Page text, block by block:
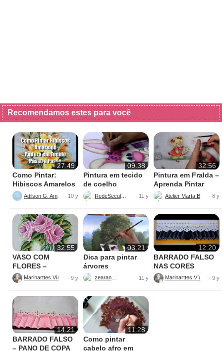
Recomendamos estes para você
27:49
Como Pintar:
Hibiscos Amarelos
· 10 y
09:38
Pintura em tecido
de coelho
RedeSeculo21 · 11 y
32:56
Pintura em Fralda –
Aprenda Pintar
Ursinha
Atelier Marta Beatriz· 8 y
32:55
VASO COM
FLORES –
PINTURAS
· 9 y
03:21
Dica para pintar
árvores
zearantes · 11 y
12:20
BARRADO FALSO
NAS CORES
AMARELO E
PRETO
· 9 y
14:21
BARRADO FALSO
– PANO DE COPA
11:28
Como pintar
cabelo afro em